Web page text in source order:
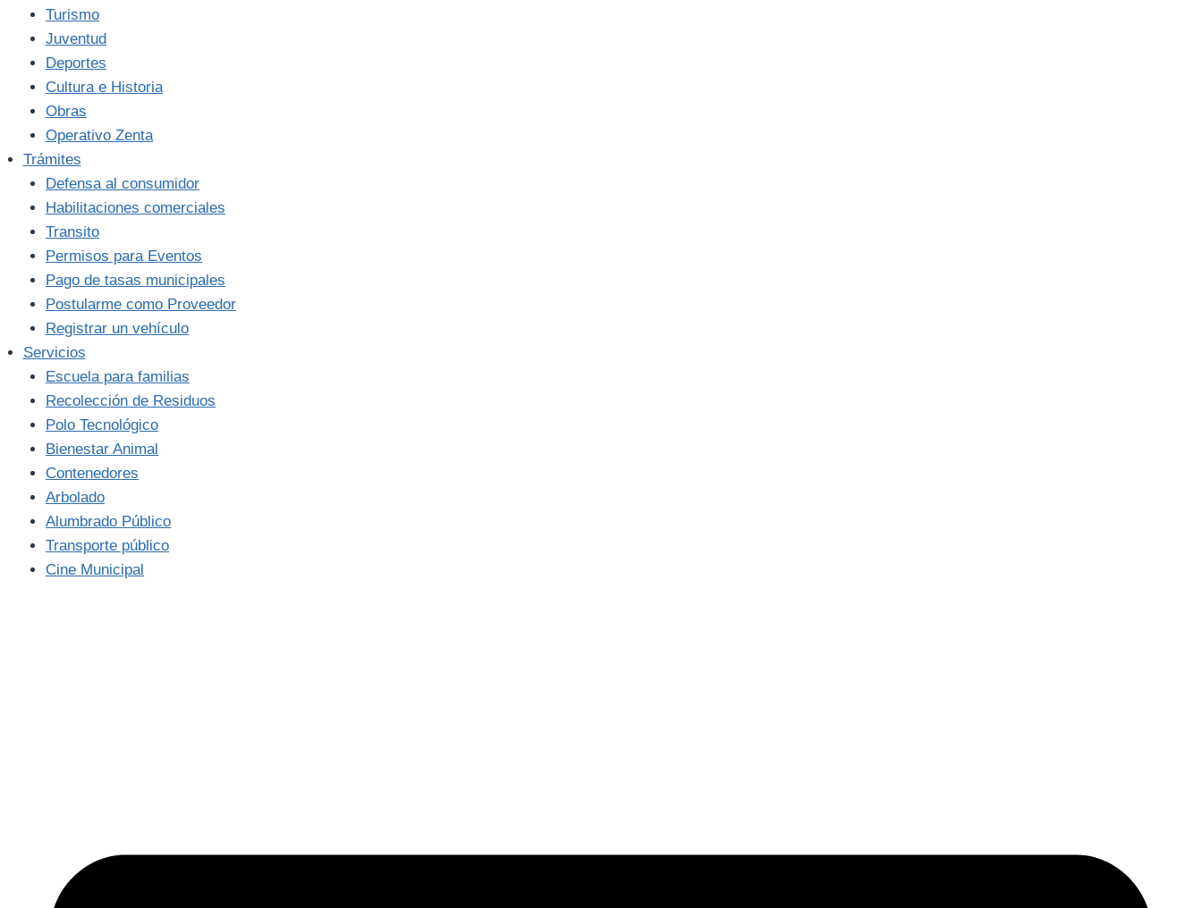
Turismo
Juventud
Deportes
Cultura e Historia
Obras
Operativo Zenta
Trámites
Defensa al consumidor
Habilitaciones comerciales
Transito
Permisos para Eventos
Pago de tasas municipales
Postularme como Proveedor
Registrar un vehículo
Servicios
Escuela para familias
Recolección de Residuos
Polo Tecnológico
Bienestar Animal
Contenedores
Arbolado
Alumbrado Público
Transporte público
Cine Municipal